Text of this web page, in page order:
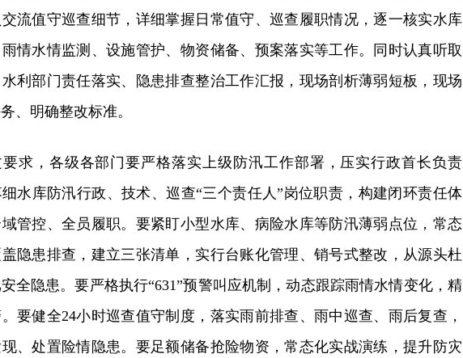
流值守巡查细节，详细掌握日常值守、巡查履职情况，逐一核实水库
情水情监测、设施管护、物资储备、预案落实等工作。同时认真听取
利部门责任落实、隐患排查整治工作汇报，现场剖析薄弱短板，现场
、明确整改标准。
要求，各级各部门要严格落实上级防汛工作部署，压实行政首长负责
水库防汛行政、技术、巡查“三个责任人”岗位职责，构建闭环责任体
管控、全员履职。要紧盯小型水库、病险水库等防汛薄弱点位，常态
隐患排查，建立三张清单，实行台账化管理、销号式整改，从源头杜
全隐患。要严格执行“631”预警叫应机制，动态跟踪雨情水情变化，精
要健全24小时巡查值守制度，落实雨前排查、雨中巡查、雨后复查，
、处置险情隐患。要足额储备抢险物资，常态化实战演练，提升防灾